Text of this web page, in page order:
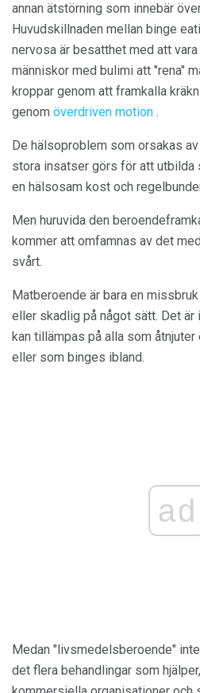
annan ätstörning som innebär
Huvudskillnaden mellan binge
nervosa är besatthet med att
människor med bulimi att "rena"
kroppar genom att framkalla
genom överdriven motion .
De hälsoproblem som orsakas
stora insatser görs för att utbilda
en hälsosam kost och
Men huruvida den
kommer att omfamnas av det
svårt.
Matberoende är bara en
eller skadlig på något sätt. Det
kan tillämpas på alla som
eller som binges ibland.
ad
Medan "livsmedelsberoende"
det flera behandlingar som